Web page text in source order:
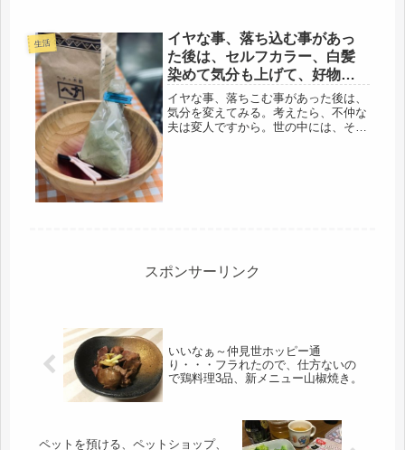
たいです。きっと、壊れる時は、給湯
器や、換気扇、同時に来るようなイヤ
な予...
生活
イヤな事、落ち込む事があっ
た後は、セルフカラー、白髪
染めて気分も上げて、好物を
食べて・・
イヤな事、落ちこむ事があった後は、
気分を変えてみる。考えたら、不仲な
夫は変人ですから。世の中には、そう
スポンサーリンク
いいなぁ～仲見世ホッピー通
り・・・フラれたので、仕方ないの
で鶏料理3品、新メニュー山椒焼き。
ペットを預ける、ペットショップ、